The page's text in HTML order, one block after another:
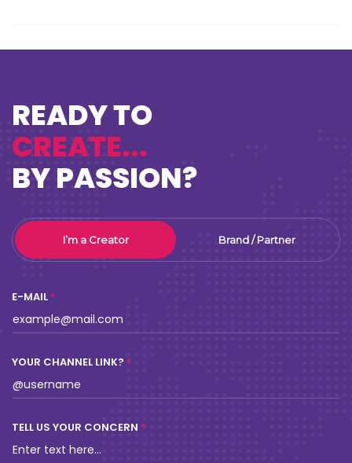
READY TO
CREATE...
BY PASSION?
I’m a Creator Brand / Partner
E-MAIL
YOUR CHANNEL LINK?
TELL US YOUR CONCERN